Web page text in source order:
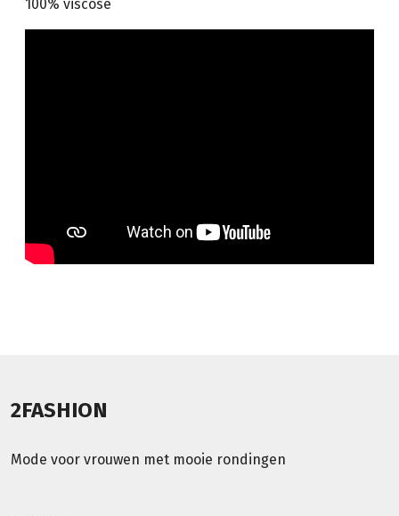
100% viscose
2FASHION
Mode voor vrouwen met mooie rondingen